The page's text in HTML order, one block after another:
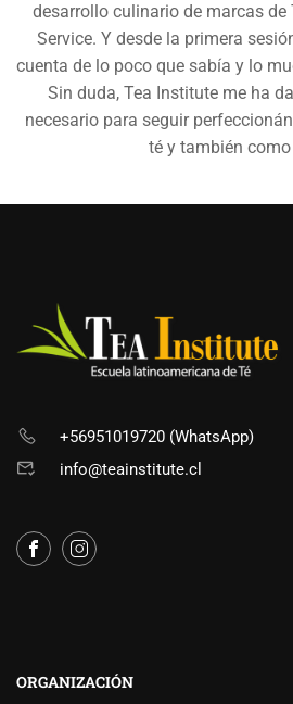
desarrollo culinario de marcas de
Service. Y desde la primera
cuenta de lo poco que sabía y lo
Sin duda, Tea Institute me ha
necesario para seguir
té y también como
+56951019720 (WhatsApp)
info@teainstitute.cl
ORGANIZACIÓN